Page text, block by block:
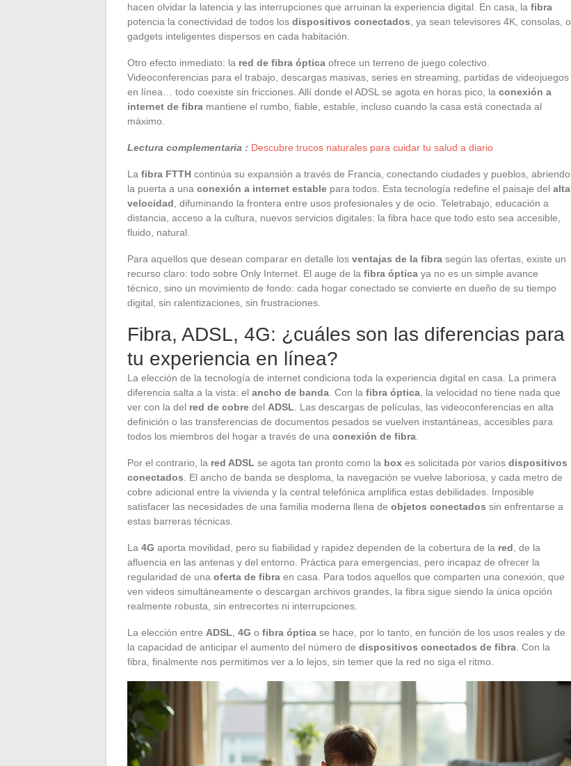
hacen olvidar la latencia y las interrupciones que arruinan la experiencia digital. En casa, la fibra
potencia la conectividad de todos los dispositivos conectados , ya sean televisores 4K, consolas, o
gadgets inteligentes dispersos en cada habitación.
Otro efecto inmediato: la red de fibra óptica ofrece un terreno de juego colectivo.
Videoconferencias para el trabajo, descargas masivas, series en streaming, partidas de videojuegos
en línea… todo coexiste sin fricciones. Allí donde el ADSL se agota en horas pico, la conexión a
internet de fibra mantiene el rumbo, fiable, estable, incluso cuando la casa está conectada al
máximo.
Lectura complementaria : Descubre trucos naturales para cuidar tu salud a diario
La fibra FTTH continúa su expansión a través de Francia, conectando ciudades y pueblos, abriendo
la puerta a una conexión a internet estable para todos. Esta tecnología redefine el paisaje del alta
velocidad , difuminando la frontera entre usos profesionales y de ocio. Teletrabajo, educación a
distancia, acceso a la cultura, nuevos servicios digitales: la fibra hace que todo esto sea accesible,
fluido, natural.
Para aquellos que desean comparar en detalle los ventajas de la fibra según las ofertas, existe un
recurso claro: todo sobre Only Internet. El auge de la fibra óptica ya no es un simple avance
técnico, sino un movimiento de fondo: cada hogar conectado se convierte en dueño de su tiempo
digital, sin ralentizaciones, sin frustraciones.
Fibra, ADSL, 4G: ¿cuáles son las diferencias para
tu experiencia en línea?
La elección de la tecnología de internet condiciona toda la experiencia digital en casa. La primera
diferencia salta a la vista: el ancho de banda . Con la fibra óptica , la velocidad no tiene nada que
ver con la del red de cobre del ADSL . Las descargas de películas, las videoconferencias en alta
definición o las transferencias de documentos pesados se vuelven instantáneas, accesibles para
todos los miembros del hogar a través de una conexión de fibra
Por el contrario, la red ADSL se agota tan pronto como la box es solicitada por varios dispositivos
conectados . El ancho de banda se desploma, la navegación se vuelve laboriosa, y cada metro de
cobre adicional entre la vivienda y la central telefónica amplifica estas debilidades. Imposible
satisfacer las necesidades de una familia moderna llena de objetos conectados sin enfrentarse a
estas barreras técnicas.
La 4G aporta movilidad, pero su fiabilidad y rapidez dependen de la cobertura de la red , de la
afluencia en las antenas y del entorno. Práctica para emergencias, pero incapaz de ofrecer la
regularidad de una oferta de fibra en casa. Para todos aquellos que comparten una conexión, que
ven videos simultáneamente o descargan archivos grandes, la fibra sigue siendo la única opción
realmente robusta, sin entrecortes ni interrupciones.
La elección entre ADSL 4G o fibra óptica se hace, por lo tanto, en función de los usos reales y de
la capacidad de anticipar el aumento del número de dispositivos conectados de fibra . Con la
fibra, finalmente nos permitimos ver a lo lejos, sin temer que la red no siga el ritmo.